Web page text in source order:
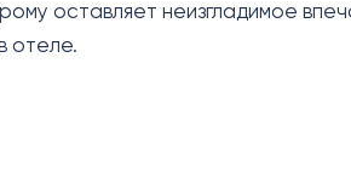
оставляет неизгладимое
отеле.